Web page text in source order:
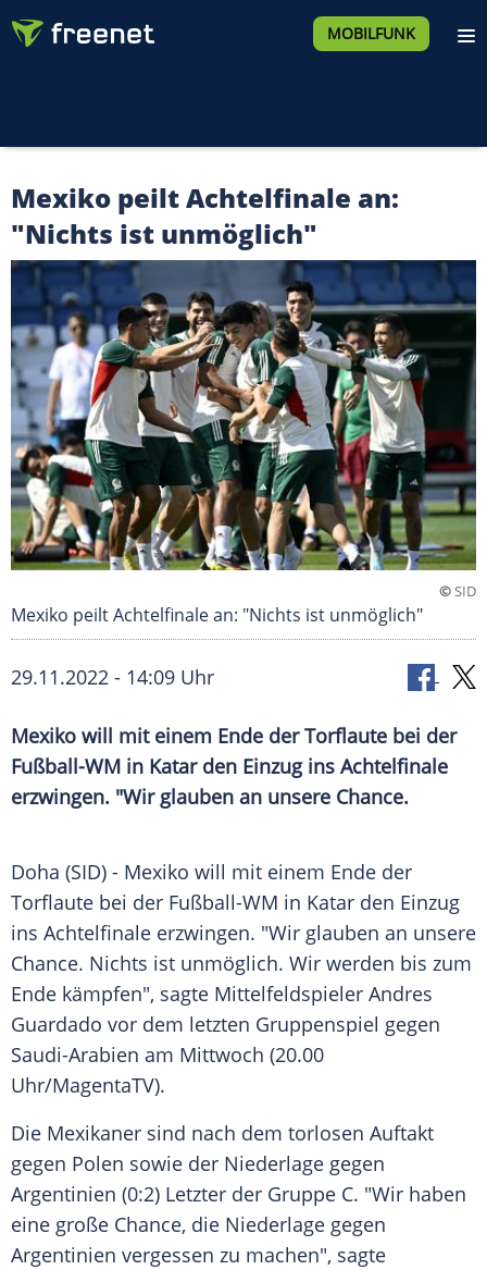
MOBILFUNK
Mexiko peilt Achtelfinale an:
"Nichts ist unmöglich"
©SID
Mexiko peilt Achtelfinale an: "Nichts ist unmöglich"
29.11.2022 - 14:09 Uhr
Mexiko will mit einem Ende der Torflaute bei der
Fußball-WM in Katar den Einzug ins Achtelfinale
erzwingen. "Wir glauben an unsere Chance.
Doha (SID) - Mexiko will mit einem Ende der
Torflaute bei der Fußball-WM in Katar den Einzug
ins Achtelfinale erzwingen. "Wir glauben an unsere
Chance. Nichts ist unmöglich. Wir werden bis zum
Ende kämpfen", sagte Mittelfeldspieler Andres
Guardado vor dem letzten Gruppenspiel gegen
Saudi-Arabien am Mittwoch (20.00
Uhr/MagentaTV).
Die Mexikaner sind nach dem torlosen Auftakt
gegen Polen sowie der Niederlage gegen
Argentinien (0:2) Letzter der Gruppe C. "Wir haben
eine große Chance, die Niederlage gegen
Argentinien vergessen zu machen", sagte